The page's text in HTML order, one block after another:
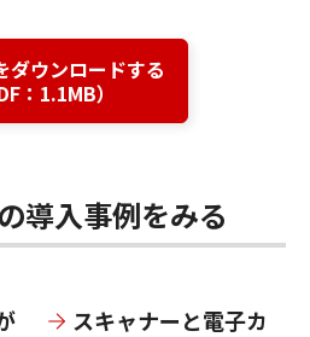
ダウンロードする
：1.1MB）
導入事例をみる
スキャナーと電子カ